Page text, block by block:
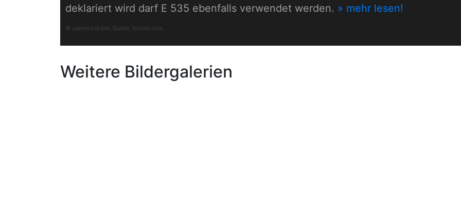
deklariert wird darf E 535 ebenfalls verwendet werden. » mehr lesen!
© sabine hürdler, Quelle: fotolia.com
Weitere Bildergalerien